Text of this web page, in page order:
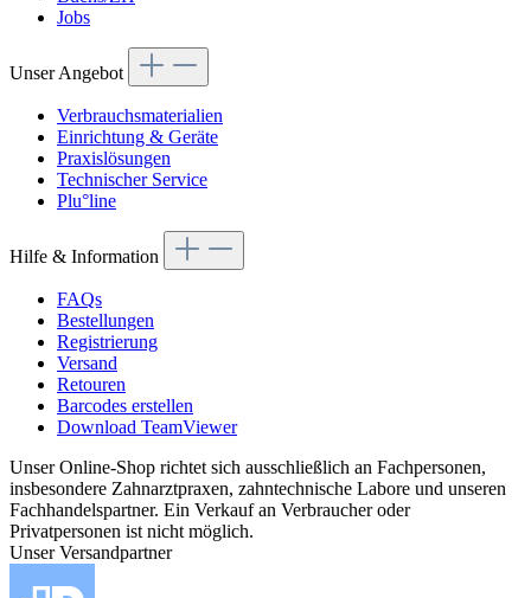
Jobs
Unser Angebot
Verbrauchsmaterialien
Einrichtung & Geräte
Praxislösungen
Technischer Service
Plu°line
Hilfe & Information
FAQs
Bestellungen
Registrierung
Versand
Retouren
Barcodes erstellen
Download TeamViewer
Unser Online-Shop richtet sich ausschließlich an Fachpersonen,
insbesondere Zahnarztpraxen, zahntechnische Labore und unseren
Fachhandelspartner. Ein Verkauf an Verbraucher oder
Privatpersonen ist nicht möglich.
Unser Versandpartner